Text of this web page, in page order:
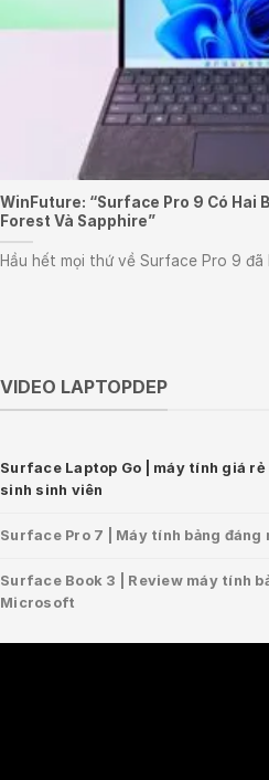
WinFuture: “Surface Pro 9 Có Hai
Forest Và Sapphire”
Hầu hết mọi thứ về Surface Pro 9
VIDEO LAPTOPDEP
Surface Laptop Go | máy tính giá
sinh sinh viên
Surface Pro 7 | Máy tính bảng
Surface Book 3 | Review máy tính
Microsoft